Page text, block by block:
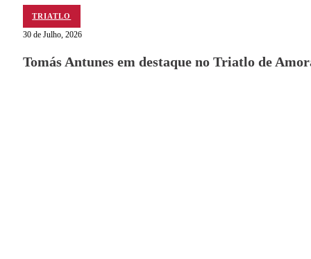
Equipamento Nautico
Contacta-nos
TRIATLO
30 de Julho, 2026
Tomás Antunes em destaque no Triatlo de